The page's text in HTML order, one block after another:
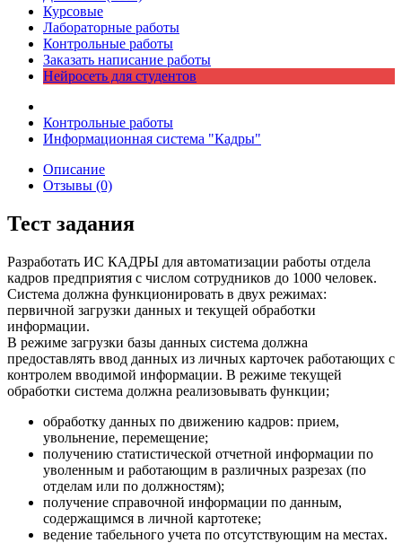
Курсовые
Лабораторные работы
Контрольные работы
Заказать написание работы
Нейросеть для студентов
Контрольные работы
Информационная система "Кадры"
Описание
Отзывы (0)
Тест задания
Разработать ИС КАДРЫ для автоматизации работы отдела
кадров предприятия с числом сотрудников до 1000 человек.
Система должна функционировать в двух режимах:
первичной загрузки данных и текущей обработки
информации.
В режиме загрузки базы данных система должна
предоставлять ввод данных из личных карточек работающих с
контролем вводимой информации. В режиме текущей
обработки система должна реализовывать функции;
обработку данных по движению кадров: прием,
увольнение, перемещение;
получению статистической отчетной информации по
уволенным и работающим в различных разрезах (по
отделам или по должностям);
получение справочной информации по данным,
содержащимся в личной картотеке;
ведение табельного учета по отсутствующим на местах.